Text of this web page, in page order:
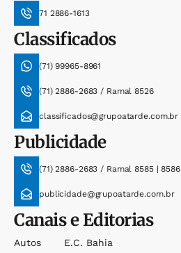
71 2886-1613
Classificados
(71) 99965-8961
(71) 2886-2683 / Ramal 8526
classificados@grupoatarde.com.br
Publicidade
(71) 2886-2683 / Ramal 8585 | 8586
publicidade@grupoatarde.com.br
Canais e Editorias
Autos
E.c. Bahia